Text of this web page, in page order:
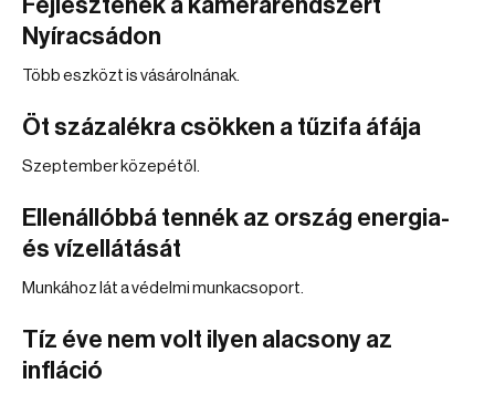
Fejlesztenék a kamerarendszert
Nyíracsádon
Több eszközt is vásárolnának.
Öt százalékra csökken a tűzifa áfája
Szeptember közepétől.
Ellenállóbbá tennék az ország energia-
és vízellátását
Munkához lát a védelmi munkacsoport.
Tíz éve nem volt ilyen alacsony az
infláció